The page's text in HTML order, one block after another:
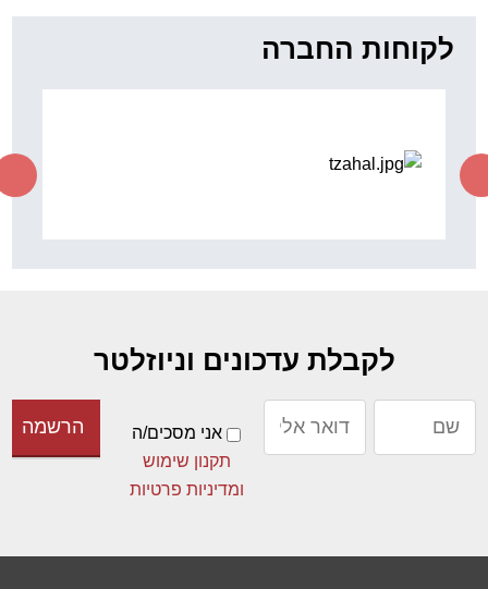
לקוחות החברה
לקבלת עדכונים וניוזלטר
אני מסכים/ה
תקנון שימוש
ומדיניות פרטיות